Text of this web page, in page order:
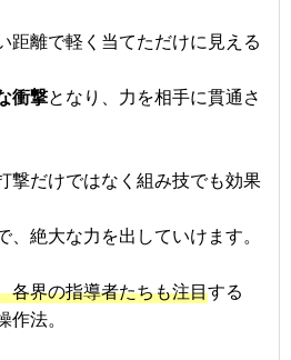
距離で軽く当てただけに見える
衝撃となり、力を相手に貫通さ
撃だけではなく組み技でも効果
絶大な力を出していけます。
各界の指導者たちも注目する
法。